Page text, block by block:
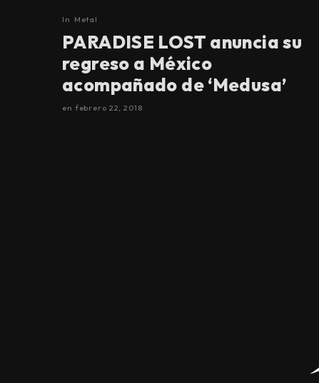
In Metal
PARADISE LOST anuncia su
regreso a México
acompañado de ‘Medusa’
en febrero 22, 2018